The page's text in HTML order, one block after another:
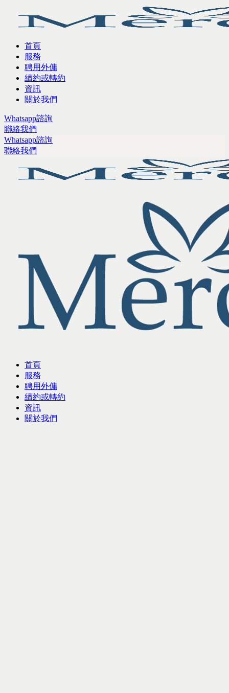
首頁
服務
聘用外傭
續約或轉約
資訊
關於我們
Whatsapp諮詢
聯絡我們
Whatsapp諮詢
聯絡我們
首頁
服務
聘用外傭
續約或轉約
資訊
關於我們